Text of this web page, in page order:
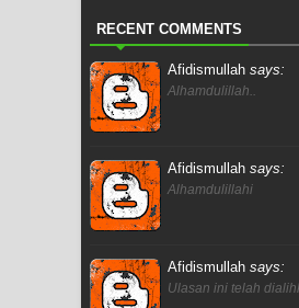
RECENT COMMENTS
Afidismullah says:
Alhamdulillah..
Afidismullah says:
Alhamdulillahi
Afidismullah says:
Ulasan ini telah